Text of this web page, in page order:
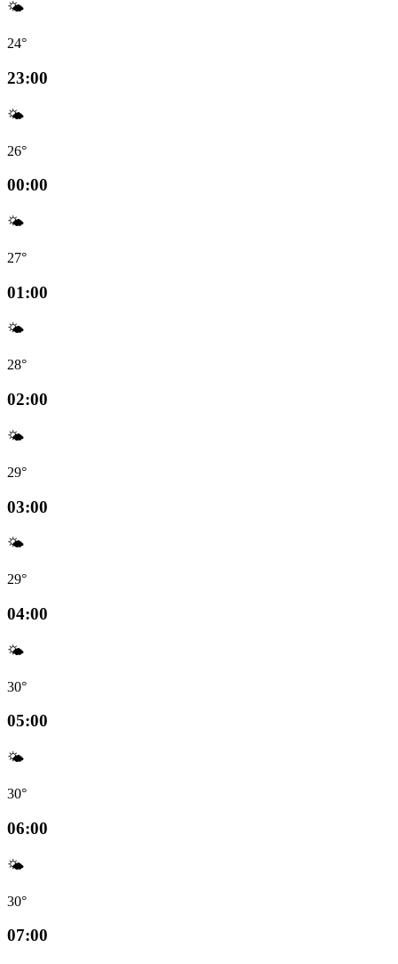
🌤️
24°
23:00
🌤️
26°
00:00
🌤️
27°
01:00
🌤️
28°
02:00
🌤️
29°
03:00
🌤️
29°
04:00
🌤️
30°
05:00
🌤️
30°
06:00
🌤️
30°
07:00